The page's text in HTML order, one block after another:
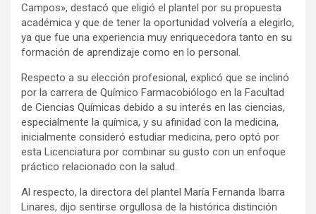
Campos», destacó que eligió el plantel por su propuesta
académica y que de tener la oportunidad volvería a elegirlo,
ya que fue una experiencia muy enriquecedora tanto en su
formación de aprendizaje como en lo personal.
Respecto a su elección profesional, explicó que se inclinó
por la carrera de Químico Farmacobiólogo en la Facultad
de Ciencias Químicas debido a su interés en las ciencias,
especialmente la química, y su afinidad con la medicina,
inicialmente consideró estudiar medicina, pero optó por
esta Licenciatura por combinar su gusto con un enfoque
práctico relacionado con la salud.
Al respecto, la directora del plantel María Fernanda Ibarra
Linares, dijo sentirse orgullosa de la histórica distinción